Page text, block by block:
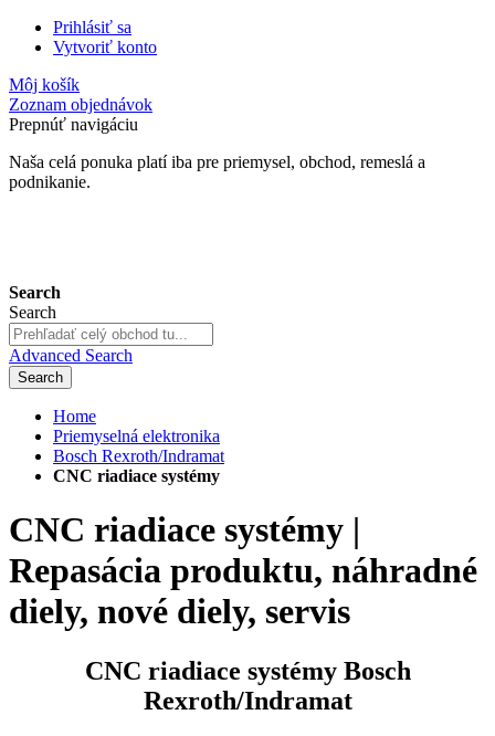
Prihlásiť sa
Vytvoriť konto
Môj košík
Zoznam objednávok
Prepnúť navigáciu
Naša celá ponuka platí iba pre priemysel, obchod, remeslá a
podnikanie.
Search
Search
Advanced Search
Search
Home
Priemyselná elektronika
Bosch Rexroth/Indramat
CNC riadiace systémy
CNC riadiace systémy |
Repasácia produktu, náhradné
diely, nové diely, servis
CNC riadiace systémy Bosch
Rexroth/Indramat